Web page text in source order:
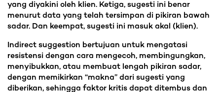
yang diyakini oleh klien. Ketiga, sugesti ini benar
menurut data yang telah tersimpan di pikiran bawah
sadar. Dan keempat, sugesti ini masuk akal (klien).
Indirect suggestion bertujuan untuk mengatasi
resistensi dengan cara mengecoh, membingungkan,
menyibukkan, atau membuat lengah pikiran sadar,
dengan memikirkan “makna” dari sugesti yang
diberikan, sehingga faktor kritis dapat ditembus dan